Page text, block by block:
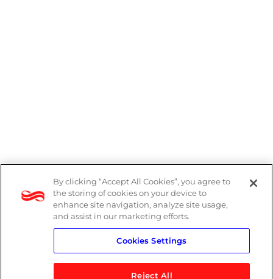
Denúncias
Política de Privacidade
Política do Sistema de Gestão Integrado
By clicking “Accept All Cookies”, you agree to
the storing of cookies on your device to
enhance site navigation, analyze site usage,
and assist in our marketing efforts.
Cookies Settings
Reject All